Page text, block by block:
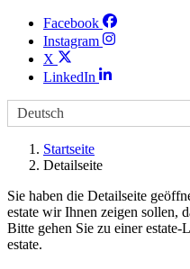
Facebook
Instagram
X
LinkedIn
Deutsch
Startseite
Detailseite
Sie haben die Detailseite
estate wir Ihnen zeigen sollen,
Bitte gehen Sie zu einer
estate.